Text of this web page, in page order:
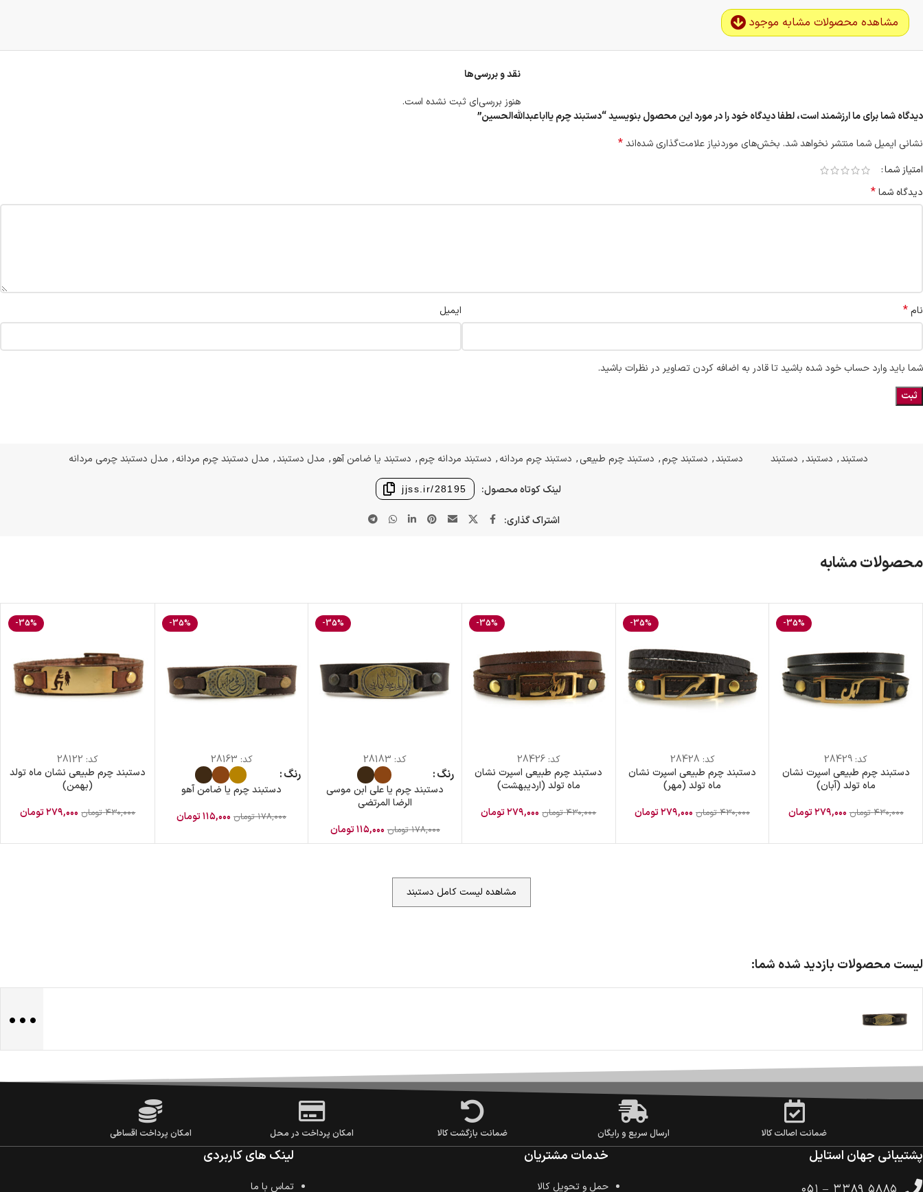
مشاهده محصولات مشابه موجود
نقد و بررسی‌ها
هنوز بررسی‌ای ثبت نشده است.
دیدگاه شما برای ما ارزشمند است، لطفا دیدگاه خود را در مورد این محصول بنویسید “دستبند چرم یااباعبدالله‌الحسین”
نشانی ایمیل شما منتشر نخواهد شد. بخش‌های موردنیاز علامت‌گذاری شده‌اند*
امتیاز شما
دیدگاه شما*
نام* ایمیل
شما باید وارد حساب خود شده باشید تا قادر به اضافه کردن تصاویر در نظرات باشید.
دستبند, دستبند, دستبند دستبند, دستبند چرم, دستبند چرم طبیعی, دستبند چرم مردانه, دستبند مردانه چرم, دستبند یا ضامن آهو, مدل دستبند, مدل دستبند چرم مردانه, مدل دستبند چرمی مردانه
لینک کوتاه محصول: jjss.ir/28195
اشتراک گذاری:
محصولات مشابه
-35%
کد: 28429
دستبند چرم طبیعی اسپرت نشان
ماه تولد (آبان)
۴۳۰,۰۰۰ تومان ۲۷۹,۰۰۰تومان
-35%
کد: 28428
دستبند چرم طبیعی اسپرت نشان
ماه تولد (مهر)
۴۳۰,۰۰۰ تومان ۲۷۹,۰۰۰تومان
-35%
کد:28426
دستبند چرم طبیعی اسپرت نشان
ماه تولد (اردیبهشت)
۴۳۰,۰۰۰ تومان ۲۷۹,۰۰۰تومان
-35%
کد: 28183
رنگ
دستبند چرم یا علی ابن موسی
الرضا المرتضی
۱۷۸,۰۰۰ تومان ۱۱۵,۰۰۰تومان
-35%
کد: 28163
رنگ
دستبند چرم یا ضامن آهو
۱۷۸,۰۰۰ تومان ۱۱۵,۰۰۰تومان
-35%
کد: 28122
دستبند چرم طبیعی نشان ماه تولد
(بهمن)
۴۳۰,۰۰۰ تومان ۲۷۹,۰۰۰تومان
مشاهده لیست کامل دستبند
لیست محصولات بازدید شده شما:
...
ضمانت اصالت کالا ارسال سریع و رایگان ضمانت بازگشت کالا امکان پرداخت در محل امکان پرداخت اقساطی
پشتیبانی جهان استایل خدمات مشتریان
حمل‌ و تحویل کالا
لینک های کاربردی
تماس با ما